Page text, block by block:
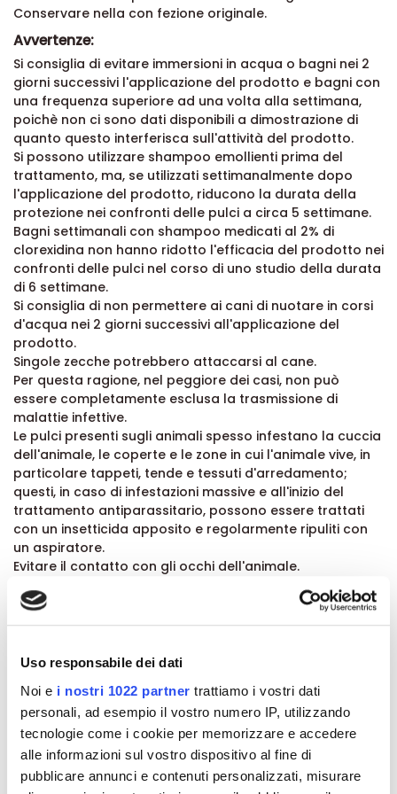
Uso responsabile dei dati
Noi e i nostri 1022 partner trattiamo i vostri dati
personali, ad esempio il vostro numero IP, utilizzando
tecnologie come i cookie per memorizzare e accedere
alle informazioni sul vostro dispositivo al fine di
pubblicare annunci e contenuti personalizzati, misurare
Conservare nella con fezione originale.
Avvertenze:
Si consiglia di evitare immersioni in acqua o bagni nei 2
giorni successivi l'applicazione del prodotto e bagni con
una frequenza superiore ad una volta alla settimana,
poichè non ci sono dati disponibili a dimostrazione di
quanto questo interferisca sull'attività del prodotto.
Si possono utilizzare shampoo emollienti prima del
trattamento, ma, se utilizzati settimanalmente dopo
l'applicazione del prodotto, riducono la durata della
protezione nei confronti delle pulci a circa 5 settimane.
Bagni settimanali con shampoo medicati al 2% di
clorexidina non hanno ridotto l'efficacia del prodotto nei
confronti delle pulci nel corso di uno studio della durata
di 6 settimane.
Si consiglia di non permettere ai cani di nuotare in corsi
d'acqua nei 2 giorni successivi all'applicazione del
prodotto.
Singole zecche potrebbero attaccarsi al cane.
Per questa ragione, nel peggiore dei casi, non può
essere completamente esclusa la trasmissione di
malattie infettive.
Le pulci presenti sugli animali spesso infestano la cuccia
dell'animale, le coperte e le zone in cui l'animale vive, in
particolare tappeti, tende e tessuti d'arredamento;
questi, in caso di infestazioni massive e all'inizio del
trattamento antiparassitario, possono essere trattati
con un insetticida apposito e regolarmente ripuliti con
un aspiratore.
Evitare il contatto con gli occhi dell'animale.
E' importante che il prodotto sia applicato in una zona in
cui l'animale non riesca a leccarsi e fare attenzione
affinchè gli animali non si lecchino l'un l'altro dopo il
Precauzioni speciali per chi somministra il prodotto agli
mucose, alla pelle e agli occhi.
Si consiglia quindi di evitare il contatto con la bocca, la
pelle e con gli occhi.
Si consiglia di evitare il contatto con gli animali o le
persone con sensibilità accertata nei confronti di
insetticidi o alcool.